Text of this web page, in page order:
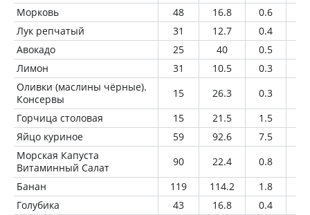
Морковь
48 16.8 0.6
Лук репчатый
31 12.7 0.4
Авокадо
25 40 0.5
Лимон
31 10.5 0.3
Оливки (маслины чёрные).
Консервы
15 26.3 0.3
Горчица столовая
15 21.5 1.5
Яйцо куриное
59 92.6 7.5
Морская Капуста
Витаминный Салат
90 22.4 0.8
Банан
119 114.2 1.8
Голубика
43 16.8 0.4